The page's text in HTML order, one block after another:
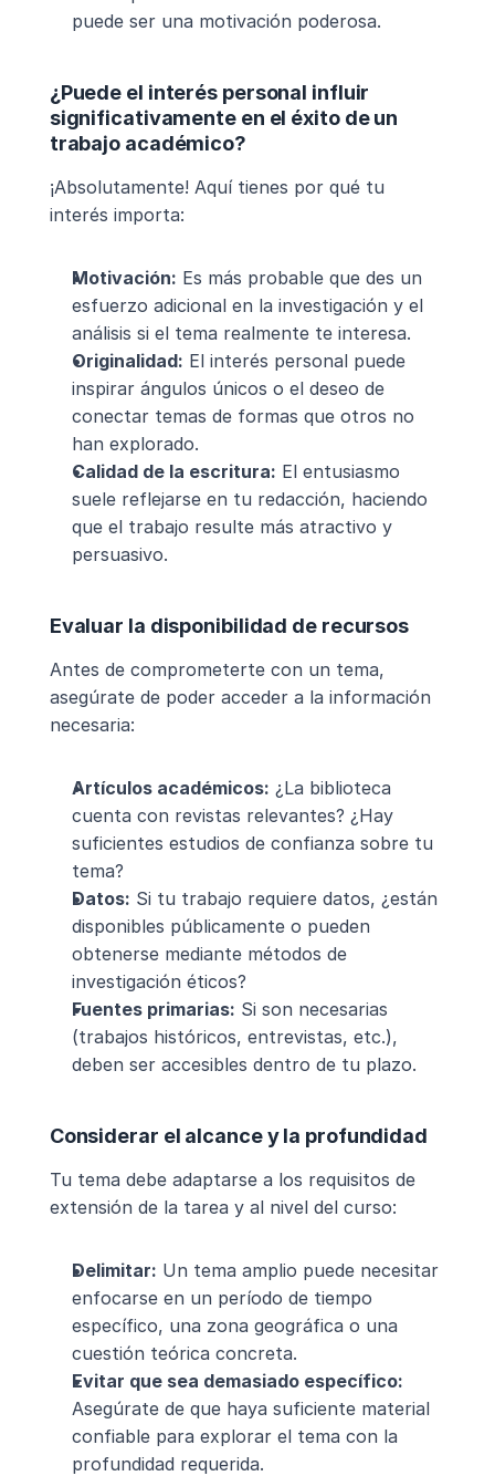
puede ser una motivación poderosa.
¿Puede el interés personal influir
significativamente en el éxito de un
trabajo académico?
¡Absolutamente! Aquí tienes por qué tu
interés importa:
Motivación: Es más probable que des un
esfuerzo adicional en la investigación y el
análisis si el tema realmente te interesa.
Originalidad: El interés personal puede
inspirar ángulos únicos o el deseo de
conectar temas de formas que otros no
han explorado.
Calidad de la escritura: El entusiasmo
suele reflejarse en tu redacción, haciendo
que el trabajo resulte más atractivo y
persuasivo.
Evaluar la disponibilidad de recursos
Antes de comprometerte con un tema,
asegúrate de poder acceder a la información
necesaria:
Artículos académicos: ¿La biblioteca
cuenta con revistas relevantes? ¿Hay
suficientes estudios de confianza sobre tu
tema?
Datos: Si tu trabajo requiere datos, ¿están
disponibles públicamente o pueden
obtenerse mediante métodos de
investigación éticos?
Fuentes primarias: Si son necesarias
(trabajos históricos, entrevistas, etc.),
deben ser accesibles dentro de tu plazo.
Considerar el alcance y la profundidad
Tu tema debe adaptarse a los requisitos de
extensión de la tarea y al nivel del curso:
Delimitar: Un tema amplio puede necesitar
enfocarse en un período de tiempo
específico, una zona geográfica o una
cuestión teórica concreta.
Evitar que sea demasiado específico:
Asegúrate de que haya suficiente material
confiable para explorar el tema con la
profundidad requerida.